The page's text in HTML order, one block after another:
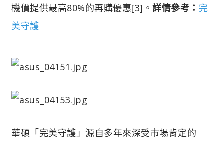
機價提供最高80%的再購優惠[3]。 詳情參考： 完
美守護
華碩「完美守護」源自多年來深受市場肯定的